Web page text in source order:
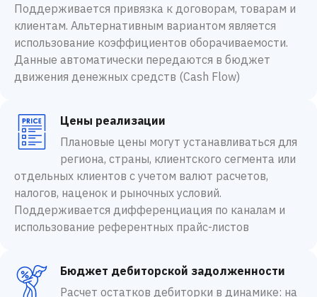
Поддерживается привязка к договорам, товарам и
клиентам. Альтернативным вариантом является
использование коэффициентов оборачиваемости.
Данные автоматически передаются в бюджет
движения денежных средств (Cash Flow)
Цены реализации
Плановые цены могут устанавливаться для
региона, страны, клиентского сегмента или
отдельных клиентов с учетом валют расчетов,
налогов, наценок и рыночных условий.
Поддерживается дифференциация по каналам и
использование референтных прайс-листов
Бюджет дебиторской задолженности
Расчет остатков дебиторки в динамике: на